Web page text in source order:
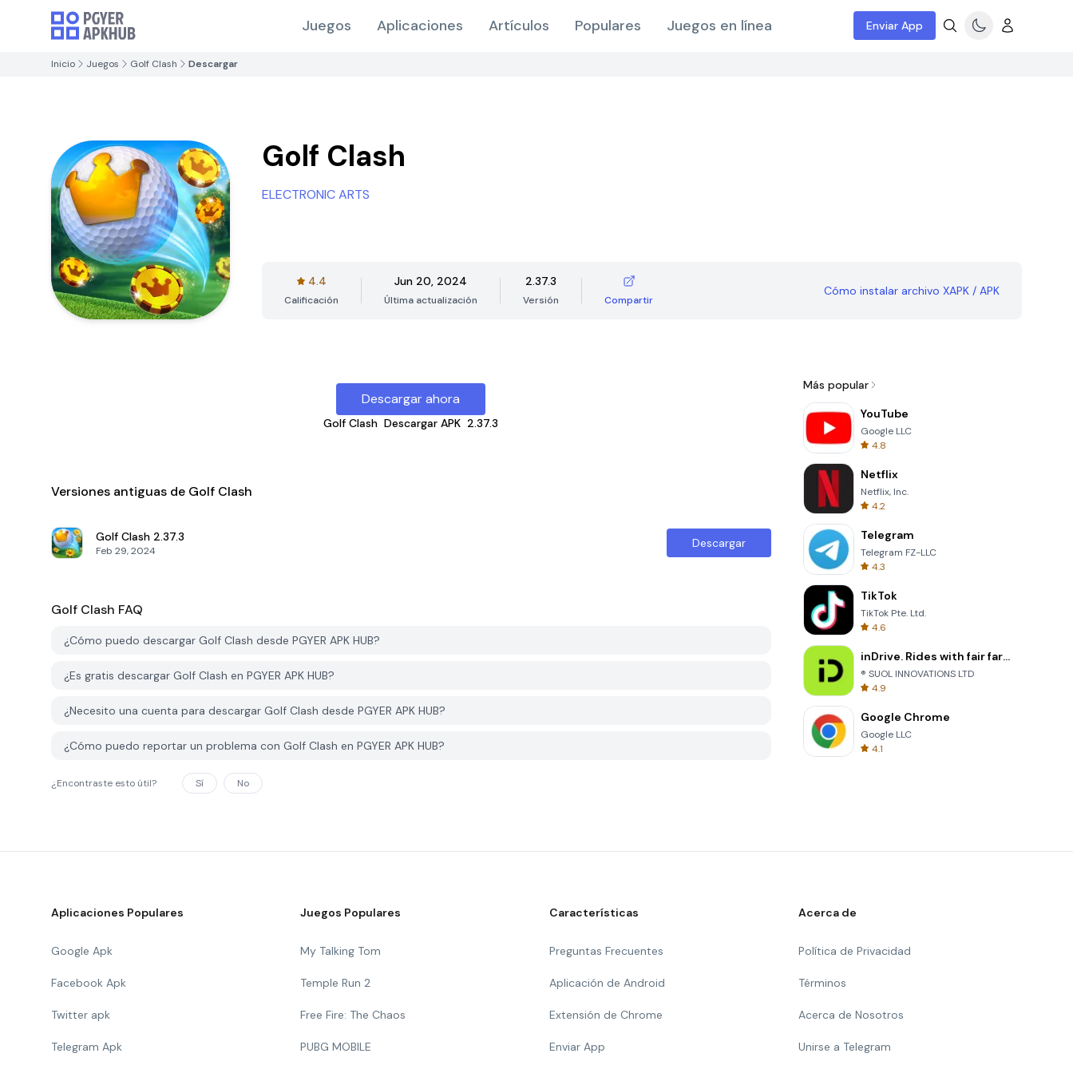
Juegos Aplicaciones Artículos Populares Juegos en línea Enviar App
Inicio Juegos Golf Clash Descargar
Golf Clash
ELECTRONIC ARTS
4.4
Calificación
Jun 20, 2024
Última actualización
2.37.3
Versión Compartir
Cómo instalar archivo XAPK / APK
Descargar ahora
Golf Clash Descargar APK 2.37.3
Versiones antiguas de Golf Clash
Golf Clash 2.37.3
Feb 29, 2024
Descargar
Golf Clash FAQ
¿Cómo puedo descargar Golf Clash desde PGYER APK HUB?
¿Es gratis descargar Golf Clash en PGYER APK HUB?
¿Necesito una cuenta para descargar Golf Clash desde PGYER APK HUB?
¿Cómo puedo reportar un problema con Golf Clash en PGYER APK HUB?
¿Encontraste esto útil? Sí No
Más popular
YouTube
Google LLC
4.8
Netflix
Netflix, Inc.
4.2
Telegram
Telegram FZ-LLC
4.3
TikTok
TikTok Pte. Ltd.
4.6
inDrive. Rides with fair fares
® SUOL INNOVATIONS LTD
4.9
Google Chrome
Google LLC
4.1
Aplicaciones Populares
Google Apk
Facebook Apk
Twitter apk
Telegram Apk
Juegos Populares
My Talking Tom
Temple Run 2
Free Fire: The Chaos
PUBG MOBILE
Características
Preguntas Frecuentes
Aplicación de Android
Extensión de Chrome
Enviar App
Acerca de
Política de Privacidad
Términos
Acerca de Nosotros
Unirse a Telegram